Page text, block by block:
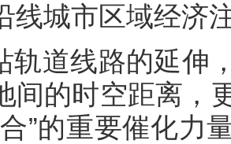
线城市区域经济
轨道线路的延
间的时空距离，
”的重要催化力